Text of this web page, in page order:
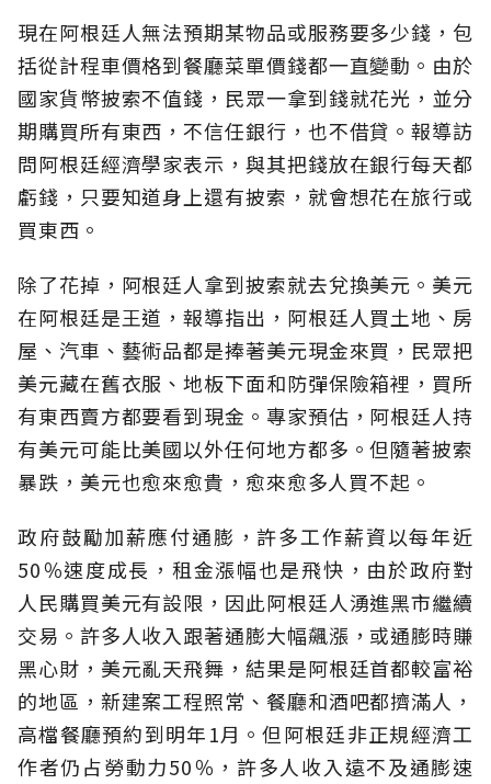
現在阿根廷人無法預期某物品或服務要多少錢，包
括從計程車價格到餐廳菜單價錢都一直變動。由於
國家貨幣披索不值錢，民眾一拿到錢就花光，並分
期購買所有東西，不信任銀行，也不借貸。報導訪
問阿根廷經濟學家表示，與其把錢放在銀行每天都
虧錢，只要知道身上還有披索，就會想花在旅行或
買東西。
除了花掉，阿根廷人拿到披索就去兌換美元。美元
在阿根廷是王道，報導指出，阿根廷人買土地、房
屋、汽車、藝術品都是捧著美元現金來買，民眾把
美元藏在舊衣服、地板下面和防彈保險箱裡，買所
有東西賣方都要看到現金。專家預估，阿根廷人持
有美元可能比美國以外任何地方都多。但隨著披索
暴跌，美元也愈來愈貴，愈來愈多人買不起。
政府鼓勵加薪應付通膨，許多工作薪資以每年近
50％速度成長，租金漲幅也是飛快，由於政府對
人民購買美元有設限，因此阿根廷人湧進黑市繼續
交易。許多人收入跟著通膨大幅飆漲，或通膨時賺
黑心財，美元亂天飛舞，結果是阿根廷首都較富裕
的地區，新建案工程照常、餐廳和酒吧都擠滿人，
高檔餐廳預約到明年1月。但阿根廷非正規經濟工
作者仍占勞動力50％，許多人收入遠不及通膨速